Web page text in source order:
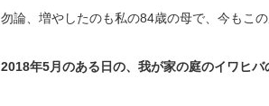
勿論、増やしたのも私の84歳の母で、今もこ
2018年5月のある日の、我が家の庭のイワヒバ